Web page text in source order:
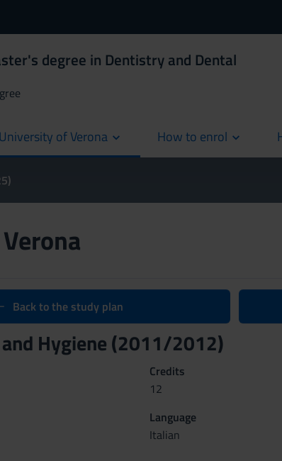
degree in Dentistry and Dental
of Verona How to enrol
Back to the study plan
Hygiene (2011/2012)
Credits
12
Language
Italian